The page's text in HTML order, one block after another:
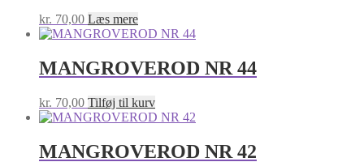
kr. 70,00 Læs mere
MANGROVEROD NR 44
kr. 70,00 Tilføj til kurv
MANGROVEROD NR 42